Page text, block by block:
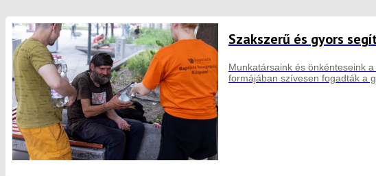
Szakszerű és gyors
Munkatársaink és önkénteseink
formájában szívesen fogadták a